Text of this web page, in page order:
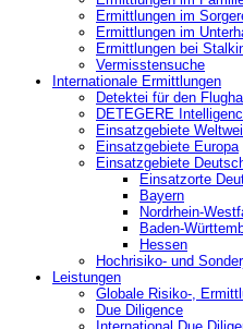
Ermittlungen im
Ermittlungen im
Ermittlungen bei
Vermisstensuche
Internationale Ermittlungen
Detektei für den
DETEGERE
Einsatzgebiete
Einsatzgebiete Europa
Einsatzgebiete
Einsatzorte
Bayern
Nordrhein-
Baden-
Hessen
Hochrisiko- und
Leistungen
Globale Risiko-,
Due Diligence